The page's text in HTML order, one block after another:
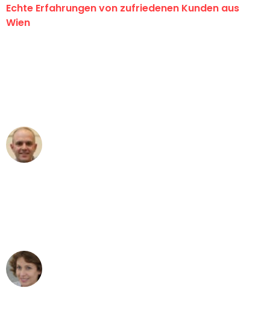
Echte Erfahrungen von zufriedenen Kunden aus
Wien